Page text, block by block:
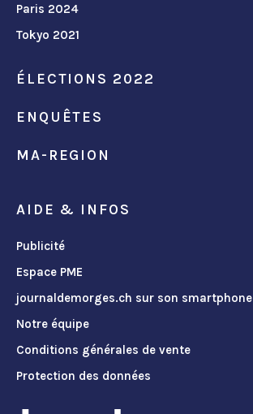
Paris 2024
Tokyo 2021
ÉLECTIONS 2022
ENQUÊTES
MA-REGION
AIDE & INFOS
Publicité
Espace PME
journaldemorges.ch sur son smartphone
Notre équipe
Conditions générales de vente
Protection des données